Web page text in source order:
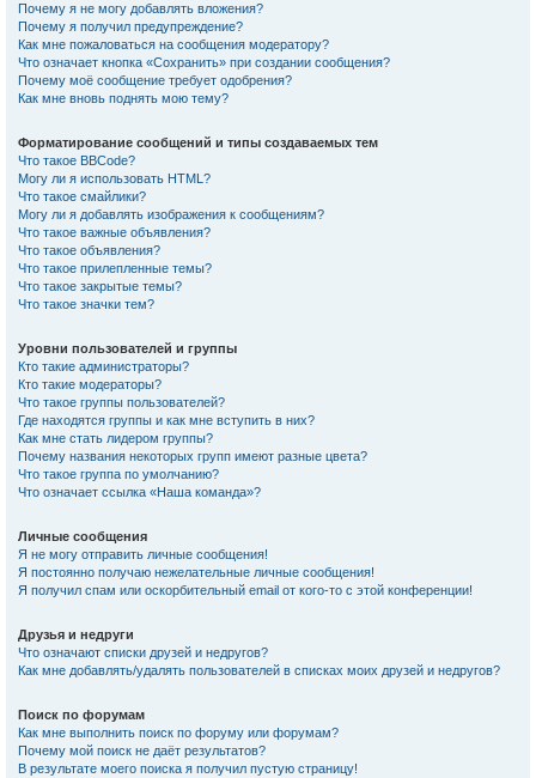
Почему я не могу добавлять вложения?
Почему я получил предупреждение?
Как мне пожаловаться на сообщения модератору?
Что означает кнопка «Сохранить» при создании сообщения?
Почему моё сообщение требует одобрения?
Как мне вновь поднять мою тему?
Форматирование сообщений и типы создаваемых тем
Что такое BBCode?
Могу ли я использовать HTML?
Что такое смайлики?
Могу ли я добавлять изображения к сообщениям?
Что такое важные объявления?
Что такое объявления?
Что такое прилепленные темы?
Что такое закрытые темы?
Что такое значки тем?
Уровни пользователей и группы
Кто такие администраторы?
Кто такие модераторы?
Что такое группы пользователей?
Где находятся группы и как мне вступить в них?
Как мне стать лидером группы?
Почему названия некоторых групп имеют разные цвета?
Что такое группа по умолчанию?
Что означает ссылка «Наша команда»?
Личные сообщения
Я не могу отправить личные сообщения!
Я постоянно получаю нежелательные личные сообщения!
Я получил спам или оскорбительный email от кого-то с этой конференции!
Друзья и недруги
Что означают списки друзей и недругов?
Как мне добавлять/удалять пользователей в списках моих друзей и недругов?
Поиск по форумам
Как мне выполнить поиск по форуму или форумам?
Почему мой поиск не даёт результатов?
В результате моего поиска я получил пустую страницу!